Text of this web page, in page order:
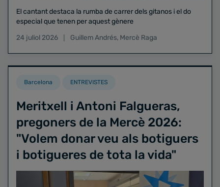
El cantant destaca la rumba de carrer dels gitanos i el do
especial que tenen per aquest gènere
24 juliol 2026
Guillem Andrés, Mercè Raga
Barcelona ENTREVISTES
Meritxell i Antoni Falgueras,
pregoners de la Mercè 2026:
"Volem donar veu als botiguers
i botigueres de tota la vida"